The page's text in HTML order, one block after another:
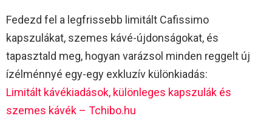
Fedezd fel a legfrissebb limitált Cafissimo
kapszulákat, szemes kávé-újdonságokat, és
tapasztald meg, hogyan varázsol minden reggelt új
ízélménnyé egy-egy exkluzív különkiadás:
Limitált kávékiadások, különleges kapszulák és
szemes kávék – Tchibo.hu